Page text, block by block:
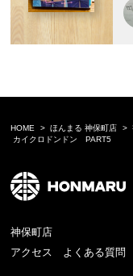
HOME ほんまる 神保町店
カイクロドンドン PART5
神保町店
アクセス
よくある質問